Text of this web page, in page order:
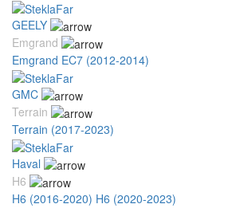
GEELY
Emgrand
Emgrand EC7 (2012-2014)
GMC
Terrain
Terrain (2017-2023)
Haval
H6
H6 (2016-2020) H6 (2020-2023)